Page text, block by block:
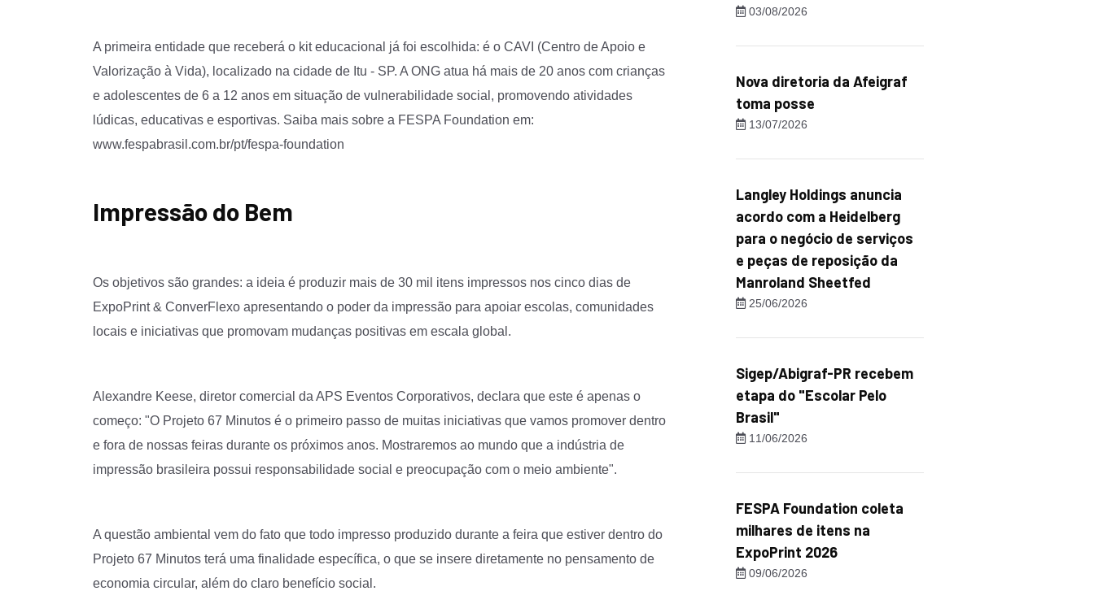
A primeira entidade que receberá o kit educacional já foi escolhida: é o CAVI (Centro de Apoio e
Valorização à Vida), localizado na cidade de Itu - SP. A ONG atua há mais de 20 anos com crianças
e adolescentes de 6 a 12 anos em situação de vulnerabilidade social, promovendo atividades
lúdicas, educativas e esportivas. Saiba mais sobre a FESPA Foundation em:
www.fespabrasil.com.br/pt/fespa-foundation
Impressão do Bem
Os objetivos são grandes: a ideia é produzir mais de 30 mil itens impressos nos cinco dias de
ExpoPrint & ConverFlexo apresentando o poder da impressão para apoiar escolas, comunidades
locais e iniciativas que promovam mudanças positivas em escala global.
Alexandre Keese, diretor comercial da APS Eventos Corporativos, declara que este é apenas o
começo: "O Projeto 67 Minutos é o primeiro passo de muitas iniciativas que vamos promover dentro
e fora de nossas feiras durante os próximos anos. Mostraremos ao mundo que a indústria de
impressão brasileira possui responsabilidade social e preocupação com o meio ambiente".
A questão ambiental vem do fato que todo impresso produzido durante a feira que estiver dentro do
Projeto 67 Minutos terá uma finalidade específica, o que se insere diretamente no pensamento de
economia circular, além do claro benefício social.
03/08/2026
Nova diretoria da Afeigraf
toma posse
13/07/2026
Langley Holdings anuncia
acordo com a Heidelberg
para o negócio de serviços
e peças de reposição da
Manroland Sheetfed
25/06/2026
Sigep/Abigraf-PR recebem
etapa do "Escolar Pelo
Brasil"
11/06/2026
FESPA Foundation coleta
milhares de itens na
ExpoPrint 2026
09/06/2026